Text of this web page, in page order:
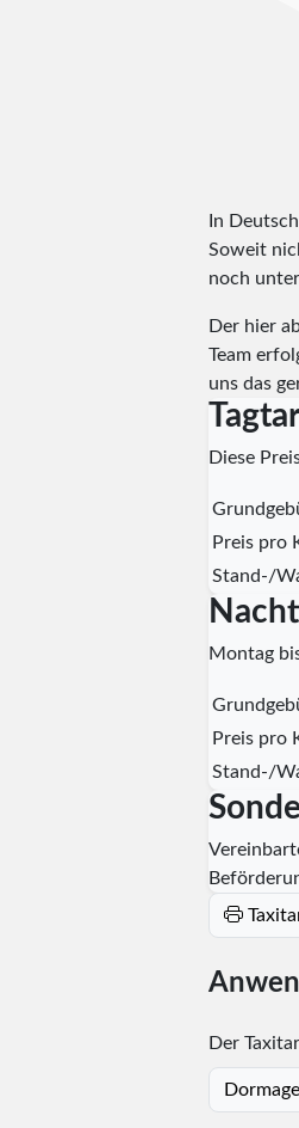
In
Soweit
noch
Der hier
Team
uns das
Diese
Preis pro
Stand-/
Montag
Preis pro
Stand-/
Der